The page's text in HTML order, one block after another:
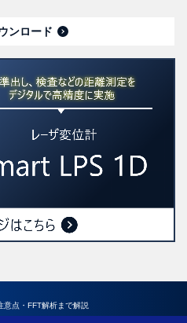
ンロード
意点・FFT解析まで解説